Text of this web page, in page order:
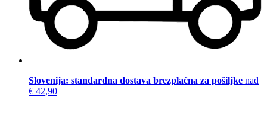
Slovenija: standardna dostava brezplačna za pošiljke nad
€ 42,90